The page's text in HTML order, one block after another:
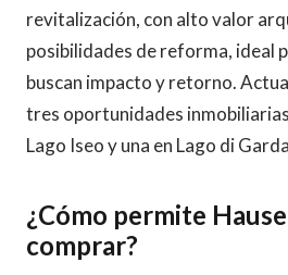
revitalización, con alto valor
posibilidades de reforma, ideal
buscan impacto y retorno.
tres oportunidades inmobiliarias
Lago Iseo y una en Lago di
¿Cómo permite
comprar?